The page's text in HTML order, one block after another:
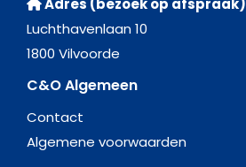
Adres (bezoek op afspraak)
Luchthavenlaan 10
1800 Vilvoorde
C&O Algemeen
Contact
Algemene voorwaarden